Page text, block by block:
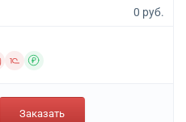
0 руб.
Заказать